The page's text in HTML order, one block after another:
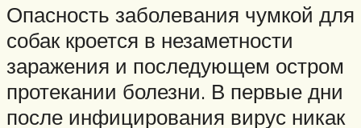
Опасность заболевания чумкой для
собак кроется в незаметности
заражения и последующем остром
протекании болезни. В первые дни
после инфицирования вирус никак